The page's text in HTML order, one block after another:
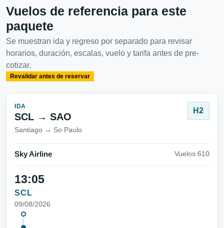
Vuelos de referencia para este
paquete
Se muestran ida y regreso por separado para revisar
horarios, duración, escalas, vuelo y tarifa antes de pre-
cotizar.
Revalidar antes de reservar
IDA
SCL → SAO
Santiago → So Paulo
H2
Sky Airline Vuelos 610
13:05
SCL
09/08/2026